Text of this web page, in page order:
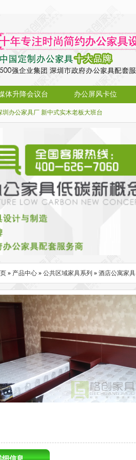
体升降会议台 办公屏风卡位
圳办公家具厂 新中式实木老板大班台
» 产品中心 » 公共区域家具系列 » 酒店公寓家具